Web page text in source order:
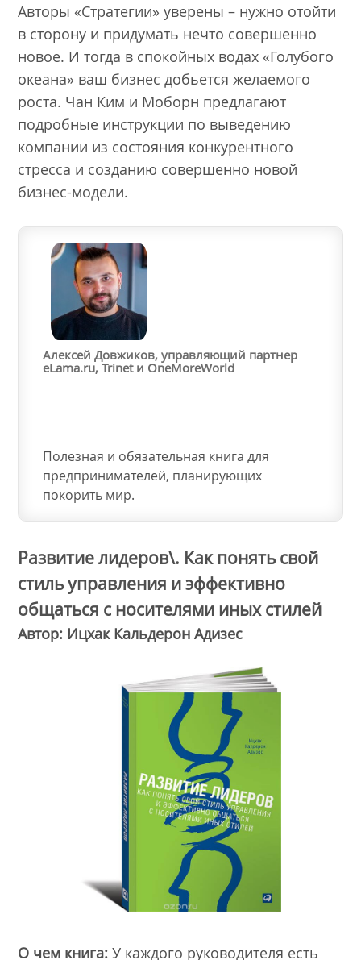
Авторы «Стратегии» уверены – нужно отойти
в сторону и придумать нечто совершенно
новое. И тогда в спокойных водах «Голубого
океана» ваш бизнес добьется желаемого
роста. Чан Ким и Моборн предлагают
подробные инструкции по выведению
компании из состояния конкурентного
стресса и созданию совершенно новой
бизнес-модели.
Алексей Довжиков, управляющий партнер
eLama.ru, Trinet и OneMoreWorld
Полезная и обязательная книга для
предпринимателей, планирующих
покорить мир.
Развитие лидеров\. Как понять свой
стиль управления и эффективно
общаться с носителями иных стилей
Автор: Ицхак Кальдерон Адизес
О чем книга:У каждого руководителя есть